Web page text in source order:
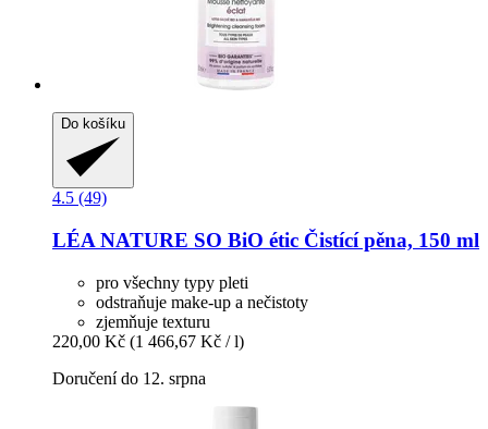
Do košíku
4.5 (49)
LÉA NATURE SO BiO étic Čistící pěna, 150 ml
pro všechny typy pleti
odstraňuje make-up a nečistoty
zjemňuje texturu
220,00 Kč (1 466,67 Kč / l)
Doručení do 12. srpna